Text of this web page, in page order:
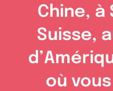
Chine, à
Suisse,
où